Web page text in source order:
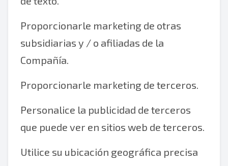
Proporcionarle marketing de otras
subsidiarias y / o afiliadas de la
Compañía.
Proporcionarle marketing de terceros.
Personalice la publicidad de terceros
que puede ver en sitios web de terceros.
Utilice su ubicación geográfica precisa